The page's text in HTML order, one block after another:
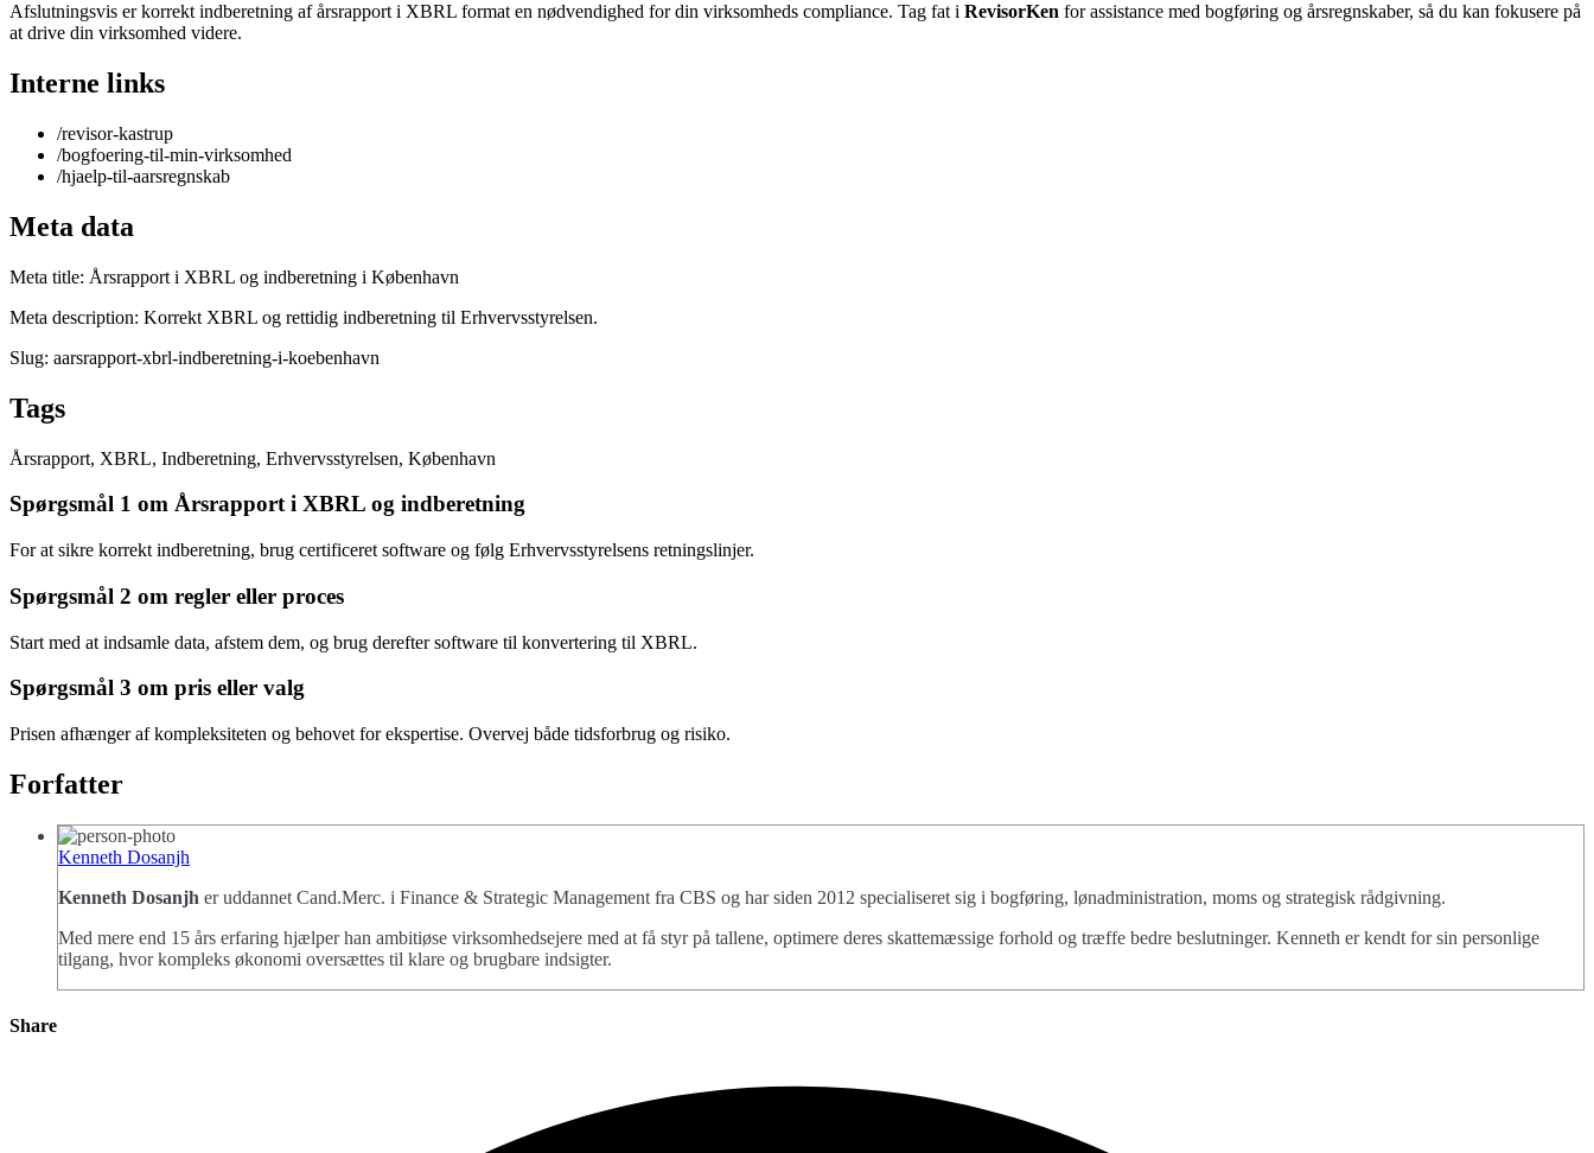
Afslutningsvis er korrekt indberetning af årsrapport i XBRL format en nødvendighed for din virksomheds compliance. Tag fat i RevisorKen for assistance med bogføring og årsregnskaber, så du kan fokusere på
at drive din virksomhed videre.
Interne links
/revisor-kastrup
/bogfoering-til-min-virksomhed
/hjaelp-til-aarsregnskab
Meta data
Meta title: Årsrapport i XBRL og indberetning i København
Meta description: Korrekt XBRL og rettidig indberetning til Erhvervsstyrelsen.
Slug: aarsrapport-xbrl-indberetning-i-koebenhavn
Tags
Årsrapport, XBRL, Indberetning, Erhvervsstyrelsen, København
Spørgsmål 1 om Årsrapport i XBRL og indberetning
For at sikre korrekt indberetning, brug certificeret software og følg Erhvervsstyrelsens retningslinjer.
Spørgsmål 2 om regler eller proces
Start med at indsamle data, afstem dem, og brug derefter software til konvertering til XBRL.
Spørgsmål 3 om pris eller valg
Prisen afhænger af kompleksiteten og behovet for ekspertise. Overvej både tidsforbrug og risiko.
Forfatter
Kenneth Dosanjh
Kenneth Dosanjh er uddannet Cand.Merc. i Finance & Strategic Management fra CBS og har siden 2012 specialiseret sig i bogføring, lønadministration, moms og strategisk rådgivning.
Med mere end 15 års erfaring hjælper han ambitiøse virksomhedsejere med at få styr på tallene, optimere deres skattemæssige forhold og træffe bedre beslutninger. Kenneth er kendt for sin personlige
tilgang, hvor kompleks økonomi oversættes til klare og brugbare indsigter.
Share